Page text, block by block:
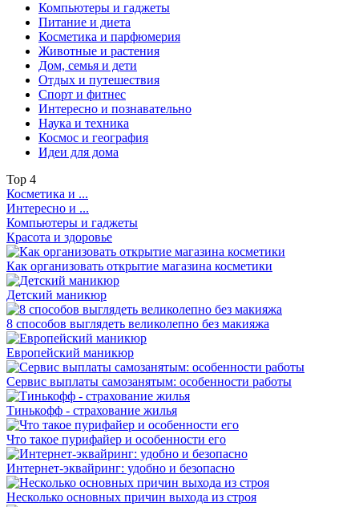
Компьютеры и гаджеты
Питание и диета
Косметика и парфюмерия
Животные и растения
Дом, семья и дети
Отдых и путешествия
Спорт и фитнес
Интересно и познавательно
Наука и техника
Космос и география
Идеи для дома
Top 4
Косметика и ...
Интересно и ...
Компьютеры и гаджеты
Красота и здоровье
Как организовать открытие магазина косметики
Детский маникюр
8 способов выглядеть великолепно без макияжа
Европейский маникюр
Сервис выплаты самозанятым: особенности работы
Тинькофф - страхование жилья
Что такое пурифайер и особенности его
Интернет-эквайринг: удобно и безопасно
Несколько основных причин выхода из строя